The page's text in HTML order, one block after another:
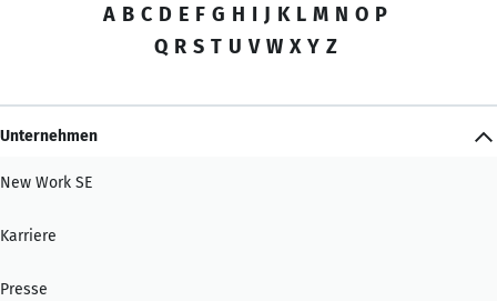
A B C D E F G H I J K L M N O P
Q R S T U V W X Y Z
Unternehmen
New Work SE
Karriere
Presse